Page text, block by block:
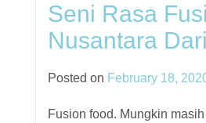
Seni Rasa
Nusantara
Posted on February 18,
Fusion food. Mungkin